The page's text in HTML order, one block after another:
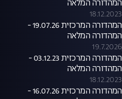
המהדורה המלאה
18.12.2023
המהדורה המרכזית 19.07.26 -
המהדורה המלאה
19.7.2026
המהדורה המרכזית 03.12.23 -
המהדורה המלאה
18.12.2023
המהדורה המרכזית 16.07.26 -